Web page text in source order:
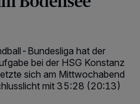
Bundesliga hat der
bei der HSG Konstanz
sich am Mittwochabend
mit 35:28 (20:13)